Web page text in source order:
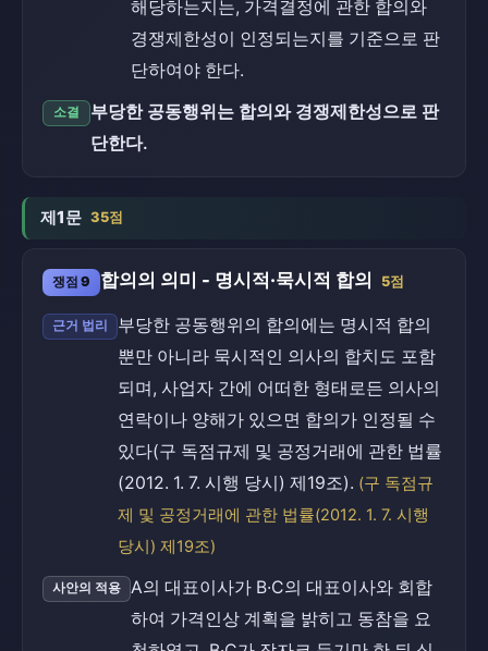
해당하는지는, 가격결정에 관한 합의와
경쟁제한성이 인정되는지를 기준으로 판
단하여야 한다.
소결
부당한 공동행위는 합의와 경쟁제한성으로 판
단한다.
제1문 35점
쟁점 9 합의의 의미 - 명시적·묵시적 합의 5점
근거 법리
부당한 공동행위의 합의에는 명시적 합의
뿐만 아니라 묵시적인 의사의 합치도 포함
되며, 사업자 간에 어떠한 형태로든 의사의
연락이나 양해가 있으면 합의가 인정될 수
있다(구 독점규제 및 공정거래에 관한 법률
(2012. 1. 7. 시행 당시) 제19조). (구 독점규
제 및 공정거래에 관한 법률(2012. 1. 7. 시행
당시) 제19조)
사안의 적용
A의 대표이사가 B·C의 대표이사와 회합
하여 가격인상 계획을 밝히고 동참을 요